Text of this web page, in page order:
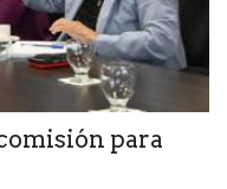
para